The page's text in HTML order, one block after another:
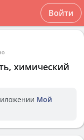
Войти
химический
Мой